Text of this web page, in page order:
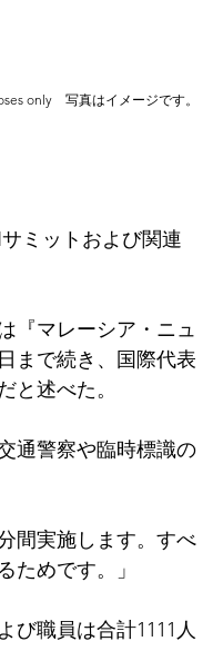
only　写真はイメージです。
ミットおよび関連
『マレーシア・ニュ
まで続き、国際代表
と述べた。
通警察や臨時標識の
間実施します。すべ
ためです。」
び職員は合計1111人